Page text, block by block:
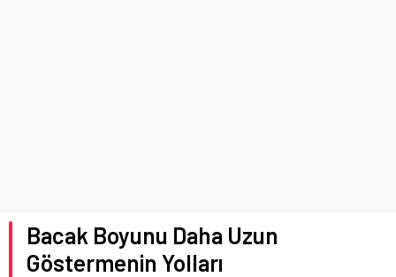
Bacak Boyunu Daha Uzun
Göstermenin Yolları